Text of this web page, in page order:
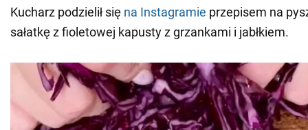
Kucharz podzielił się na Instagramie przepisem na
sałatkę z fioletowej kapusty z grzankami i jabłkiem.